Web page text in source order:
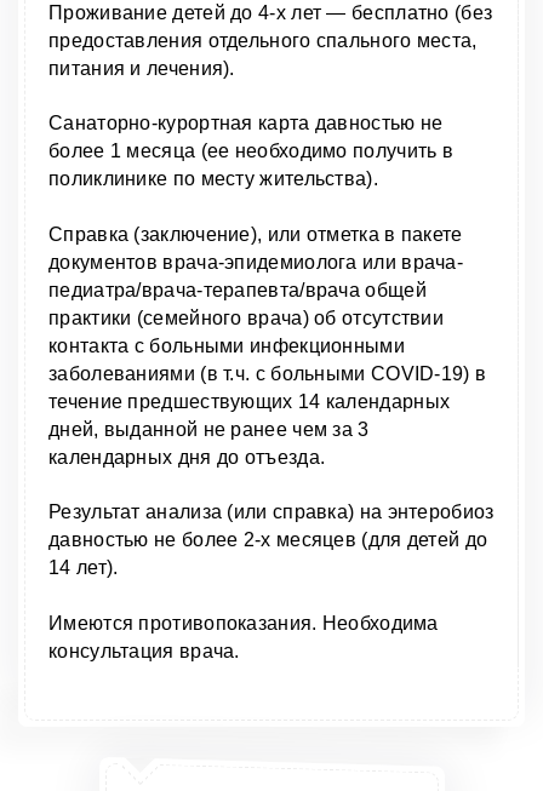
Проживание детей до 4-х лет — бесплатно (без
предоставления отдельного спального места,
питания и лечения).
Санаторно-курортная карта давностью не
более 1 месяца (ее необходимо получить в
поликлинике по месту жительства).
Справка (заключение), или отметка в пакете
документов врача-эпидемиолога или врача-
педиатра/врача-терапевта/врача общей
практики (семейного врача) об отсутствии
контакта с больными инфекционными
заболеваниями (в т.ч. с больными COVID-19) в
течение предшествующих 14 календарных
дней, выданной не ранее чем за 3
календарных дня до отъезда.
Результат анализа (или справка) на энтеробиоз
давностью не более 2-х месяцев (для детей до
14 лет).
Имеются противопоказания. Необходима
консультация врача.